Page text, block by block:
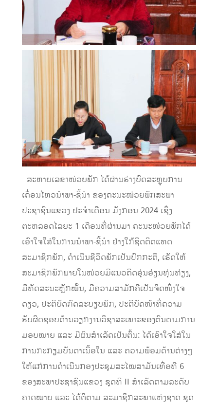
ສະຫາຍເລຂາໜ່ວຍພັກ ໄດ້ຜ່ານຮ່າງບົດສະຫຼຸບການ
ເຄື່ອນໄຫວນໍາພາ-ຊີ້ນໍາ ຂອງຄະນະໜ່ວຍພັກສະພາ
ປະຊາຊົນແຂວງ ປະຈໍາເດືອນ ມັງກອນ 2024 ເຊິ່ງ
ຕະຫລອດໄລຍະ 1 ເດືອນທີ່ຜ່ານມາ ຄະນະໜ່ວຍພັກໄດ້
ເອົາໃຈໃສ່ໃນການນໍາພາ-ຊີ້ນໍາ ຢ່າງໃກ້ຊິດຕິດແທດ
ສະມາຊິກພັກ, ດໍາເນີນຊີວິດພັກເປັນປົກກະຕິ, ເຮັດໃຫ້
ສະມາຊິກພັກພາຍໃນໜ່ວຍມີແນວຄິດອຸ່ນອ່ຽນທຸ່ນທ່ຽງ,
ມີທັດສະນະຫຼັກໝັ້ນ, ມີຄວາມສາມັກຄີເປັນຈິດໜຶ່ງໃຈ
ດຽວ, ປະຕິບັດກົດລະບຽບພັກ, ປະຕິບັດໜ້າທີ່ຄວາມ
ຮັບຜິດຊອບດ້ານວຽກງານວິຊາສະເພາະຂອງຕົນຕາມການ
ມອບໝາຍ ແລະ ມີຜົນສໍາເລັດເປັນຕົ້ນ: ໄດ້ເອົາໃຈໃສ່ໃນ
ການກະກຽມບັນດາເນື້ອໃນ ແລະ ຄວາມພ້ອມດ້ານຕ່າງໆ
ໃຫ້ແກ່ການດໍາເນີນກອງປະຊຸມສະໄໝສາມັນເທື່ອທີ 6
ຂອງສະພາປະຊາຊົນແຂວງ ຊຸດທີ II ສໍາເລັດຕາມລະດັບ
ຄາດໝາຍ ແລະ ໄດ້ຕິຕາມ ສະມາຊິກສະພາແຫ່ງຊາດ ຊຸດ